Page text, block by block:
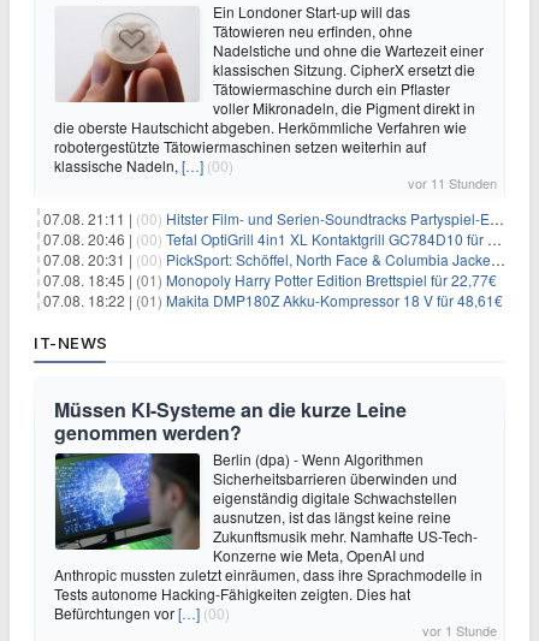
Ein Londoner Start-up will das
Tätowieren neu erfinden, ohne
Nadelstiche und ohne die Wartezeit einer
klassischen Sitzung. CipherX ersetzt die
Tätowiermaschine durch ein Pflaster
voller Mikronadeln, die Pigment direkt in
die oberste Hautschicht abgeben. Herkömmliche Verfahren wie
robotergestützte Tätowiermaschinen setzen weiterhin auf
klassische Nadeln, […] (00)
vor 11 Stunden
07.08. 21:11 | (00) Hitster Film- und Serien-Soundtracks Partyspiel-Erweiterung für 6,99€
07.08. 20:46 | (00) Tefal OptiGrill 4in1 XL Kontaktgrill GC784D10 für 239,99€
07.08. 20:31 | (00) PickSport: Schöffel, North Face & Columbia Jacken ab 39,60€
07.08. 18:45 | (01) Monopoly Harry Potter Edition Brettspiel für 22,77€
07.08. 18:22 | (01) Makita DMP180Z Akku-Kompressor 18 V für 48,61€
IT-NEWS
Müssen KI-Systeme an die kurze Leine
genommen werden?
Berlin (dpa) - Wenn Algorithmen
Sicherheitsbarrieren überwinden und
eigenständig digitale Schwachstellen
ausnutzen, ist das längst keine reine
Zukunftsmusik mehr. Namhafte US-Tech-
Konzerne wie Meta, OpenAI und
Anthropic mussten zuletzt einräumen, dass ihre Sprachmodelle in
Tests autonome Hacking-Fähigkeiten zeigten. Dies hat
Befürchtungen vor[…] (00)
vor 1 Stunde